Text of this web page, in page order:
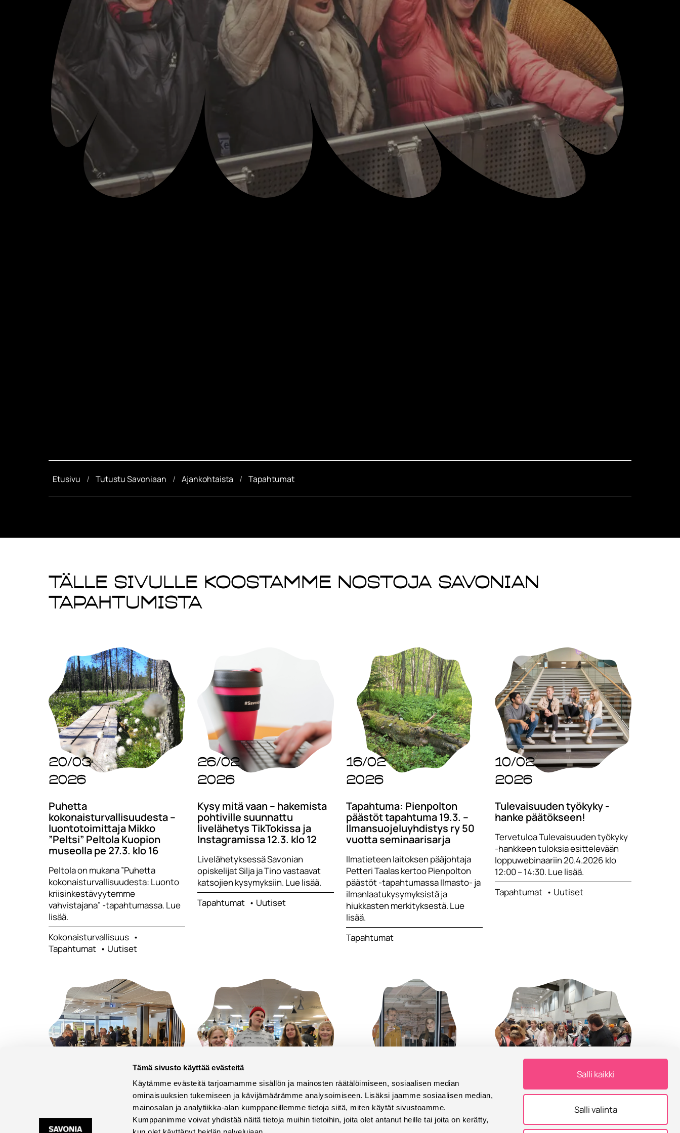
Tämä sivusto käyttää evästeitä
Käytämme evästeitä tarjoamamme sisällön ja mainosten räätälöimiseen, sosiaalisen median
ominaisuuksien tukemiseen ja kävijämäärämme analysoimiseen. Lisäksi jaamme sosiaalisen median,
mainosalan ja analytiikka-alan kumppaneillemme tietoja siitä, miten käytät sivustoamme.
Kumppanimme voivat yhdistää näitä tietoja muihin tietoihin, joita olet antanut heille tai joita on kerätty,
Salli kaikki
Salli valinta
Etusivu Tutustu Savoniaan Ajankohtaista Tapahtumat
Tälle sivulle koostamme nostoja Savonian
tapahtumista
20/03
2026
Puhetta
kokonaisturvallisuudesta –
luontotoimittaja Mikko
”Peltsi” Peltola Kuopion
museolla pe 27.3. klo 16
Peltola on mukana ”Puhetta
kokonaisturvallisuudesta: Luonto
kriisinkestävyytemme
vahvistajana” -tapahtumassa. Lue
lisää.
Kokonaisturvallisuus
Tapahtumat
Uutiset
26/02
2026
Kysy mitä vaan – hakemista
pohtiville suunnattu
livelähetys TikTokissa ja
Instagramissa 12.3. klo 12
Livelähetyksessä Savonian
opiskelijat Silja ja Tino vastaavat
katsojien kysymyksiin. Lue lisää.
Tapahtumat
Uutiset
16/02
2026
Tapahtuma: Pienpolton
päästöt tapahtuma 19.3. –
Ilmansuojeluyhdistys ry 50
vuotta seminaarisarja
Ilmatieteen laitoksen pääjohtaja
Petteri Taalas kertoo Pienpolton
päästöt -tapahtumassa Ilmasto- ja
ilmanlaatukysymyksistä ja
hiukkasten merkityksestä. Lue
lisää.
Tapahtumat
10/02
2026
Tulevaisuuden työkyky -
hanke päätökseen!
Tervetuloa Tulevaisuuden työkyky
-hankkeen tuloksia esittelevään
loppuwebinaariin 20.4.2026 klo
12:00 – 14:30. Lue lisää.
Tapahtumat
Uutiset
04/02
2026
02/02
2026
16/01